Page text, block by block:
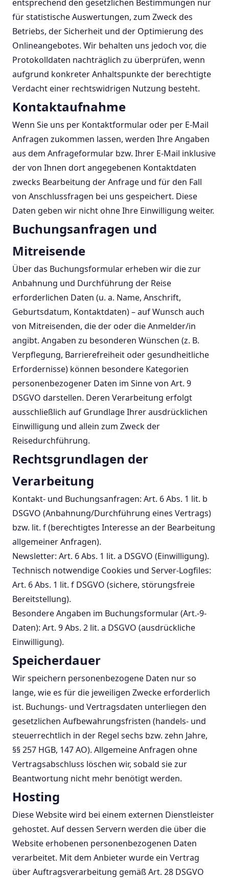
entsprechend den gesetzlichen Bestimmungen nur
für statistische Auswertungen, zum Zweck des
Betriebs, der Sicherheit und der Optimierung des
Onlineangebotes. Wir behalten uns jedoch vor, die
Protokolldaten nachträglich zu überprüfen, wenn
aufgrund konkreter Anhaltspunkte der berechtigte
Verdacht einer rechtswidrigen Nutzung besteht.
Kontaktaufnahme
Wenn Sie uns per Kontaktformular oder per E-Mail
Anfragen zukommen lassen, werden Ihre Angaben
aus dem Anfrageformular bzw. Ihrer E-Mail inklusive
der von Ihnen dort angegebenen Kontaktdaten
zwecks Bearbeitung der Anfrage und für den Fall
von Anschlussfragen bei uns gespeichert. Diese
Daten geben wir nicht ohne Ihre Einwilligung weiter.
Buchungsanfragen und
Mitreisende
Über das Buchungsformular erheben wir die zur
Anbahnung und Durchführung der Reise
erforderlichen Daten (u. a. Name, Anschrift,
Geburtsdatum, Kontaktdaten) – auf Wunsch auch
von Mitreisenden, die der oder die Anmelder/in
angibt. Angaben zu besonderen Wünschen (z. B.
Verpflegung, Barrierefreiheit oder gesundheitliche
Erfordernisse) können besondere Kategorien
personenbezogener Daten im Sinne von Art. 9
DSGVO darstellen. Deren Verarbeitung erfolgt
ausschließlich auf Grundlage Ihrer ausdrücklichen
Einwilligung und allein zum Zweck der
Reisedurchführung.
Rechtsgrundlagen der
Verarbeitung
Kontakt- und Buchungsanfragen: Art. 6 Abs. 1 lit. b
DSGVO (Anbahnung/Durchführung eines Vertrags)
bzw. lit. f (berechtigtes Interesse an der Bearbeitung
allgemeiner Anfragen).
Newsletter: Art. 6 Abs. 1 lit. a DSGVO (Einwilligung).
Technisch notwendige Cookies und Server-Logfiles:
Art. 6 Abs. 1 lit. f DSGVO (sichere, störungsfreie
Bereitstellung).
Besondere Angaben im Buchungsformular (Art.-9-
Daten): Art. 9 Abs. 2 lit. a DSGVO (ausdrückliche
Einwilligung).
Speicherdauer
Wir speichern personenbezogene Daten nur so
lange, wie es für die jeweiligen Zwecke erforderlich
ist. Buchungs- und Vertragsdaten unterliegen den
gesetzlichen Aufbewahrungsfristen (handels- und
steuerrechtlich in der Regel sechs bzw. zehn Jahre,
§§ 257 HGB, 147 AO). Allgemeine Anfragen ohne
Vertragsabschluss löschen wir, sobald sie zur
Beantwortung nicht mehr benötigt werden.
Hosting
Diese Website wird bei einem externen Dienstleister
gehostet. Auf dessen Servern werden die über die
Website erhobenen personenbezogenen Daten
verarbeitet. Mit dem Anbieter wurde ein Vertrag
über Auftragsverarbeitung gemäß Art. 28 DSGVO